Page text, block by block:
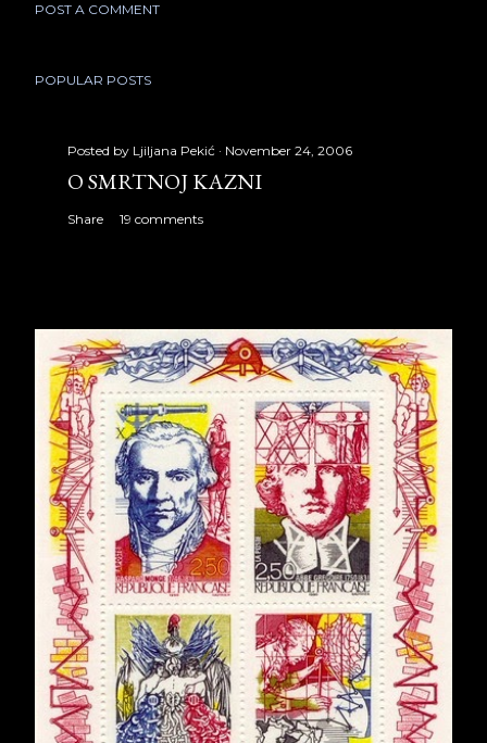
POST A COMMENT
POPULAR POSTS
Posted by Ljiljana Pekić November 24, 2006
O SMRTNOJ KAZNI
Share 19 comments